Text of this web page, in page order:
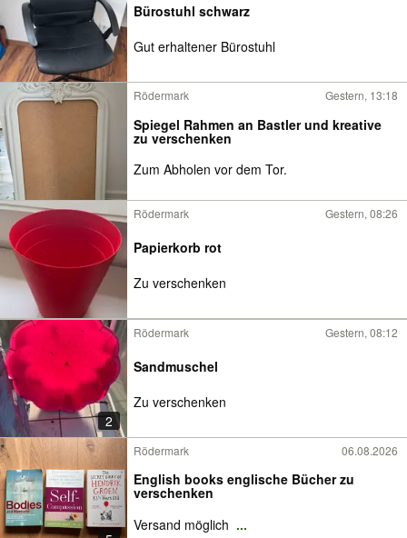
Bürostuhl schwarz
Gut erhaltener Bürostuhl
Rödermark Gestern, 13:18
Spiegel Rahmen an Bastler und kreative
zu verschenken
Zum Abholen vor dem Tor.
Rödermark Gestern, 08:26
Papierkorb rot
Zu verschenken
2
Rödermark Gestern, 08:12
Sandmuschel
Zu verschenken
Rödermark 06.08.2026
English books englische Bücher zu
verschenken
Versand möglich ...